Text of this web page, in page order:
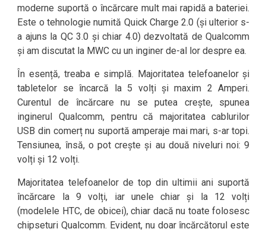
moderne suportă o încărcare mult mai rapidă a bateriei.
Este o tehnologie numită Quick Charge 2.0 (și ulterior s-
a ajuns la QC 3.0 și chiar 4.0) dezvoltată de Qualcomm
și am discutat la MWC cu un inginer de-al lor despre ea.
În esență, treaba e simplă. Majoritatea telefoanelor și
tabletelor se încarcă la 5 volți și maxim 2 Amperi.
Curentul de încărcare nu se putea crește, spunea
inginerul Qualcomm, pentru că majoritatea cablurilor
USB din comerț nu suportă amperaje mai mari, s-ar topi.
Tensiunea, însă, o pot crește și au două niveluri noi: 9
volți și 12 volți.
Majoritatea telefoanelor de top din ultimii ani suportă
încărcare la 9 volți, iar unele chiar și la 12 volți
(modelele HTC, de obicei), chiar dacă nu toate folosesc
chipseturi Qualcomm. Evident, nu doar încărcătorul este